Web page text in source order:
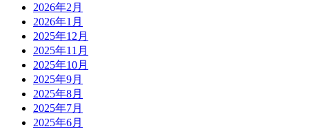
2026年2月
2026年1月
2025年12月
2025年11月
2025年10月
2025年9月
2025年8月
2025年7月
2025年6月